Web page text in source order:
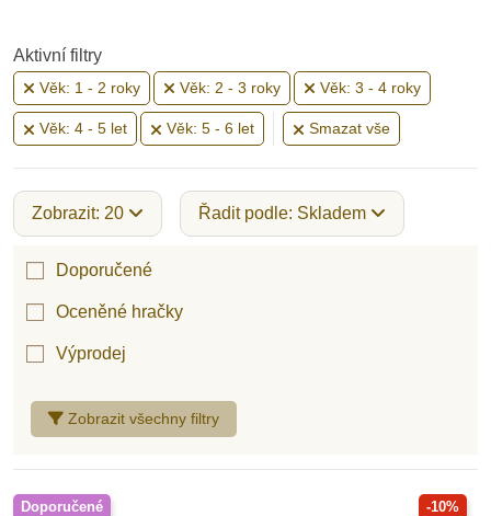
Aktivní filtry
Věk: 1 - 2 roky Věk: 2 - 3 roky Věk: 3 - 4 roky
Věk: 4 - 5 let Věk: 5 - 6 let Smazat vše
Zobrazit: 20 Řadit podle: Skladem
Zobrazit všechny filtry
Doporučené
Oceněné hračky
Výprodej
Doporučené -10%